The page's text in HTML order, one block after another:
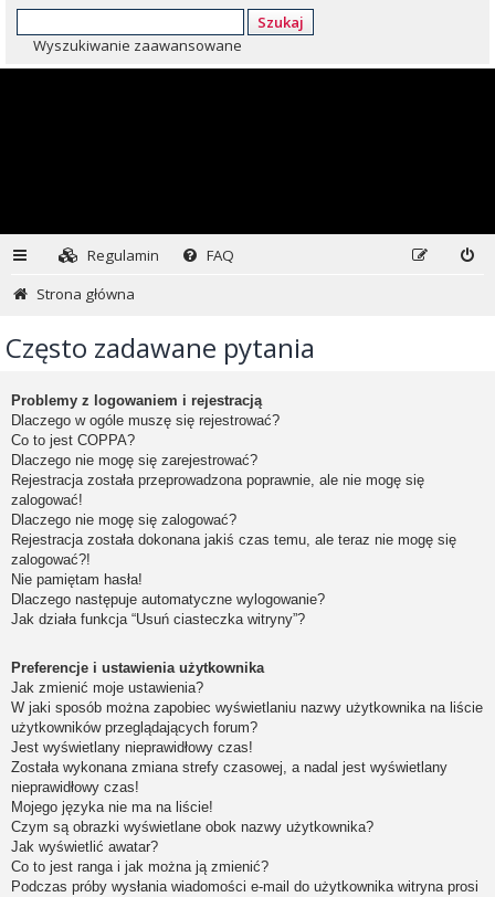
Szukaj
Wyszukiwanie zaawansowane
Regulamin
FAQ
Strona główna
Często zadawane pytania
Problemy z logowaniem i rejestracją
Dlaczego w ogóle muszę się rejestrować?
Co to jest COPPA?
Dlaczego nie mogę się zarejestrować?
Rejestracja została przeprowadzona poprawnie, ale nie mogę się
zalogować!
Dlaczego nie mogę się zalogować?
Rejestracja została dokonana jakiś czas temu, ale teraz nie mogę się
zalogować?!
Nie pamiętam hasła!
Dlaczego następuje automatyczne wylogowanie?
Jak działa funkcja “Usuń ciasteczka witryny”?
Preferencje i ustawienia użytkownika
Jak zmienić moje ustawienia?
W jaki sposób można zapobiec wyświetlaniu nazwy użytkownika na liście
użytkowników przeglądających forum?
Jest wyświetlany nieprawidłowy czas!
Została wykonana zmiana strefy czasowej, a nadal jest wyświetlany
nieprawidłowy czas!
Mojego języka nie ma na liście!
Czym są obrazki wyświetlane obok nazwy użytkownika?
Jak wyświetlić awatar?
Co to jest ranga i jak można ją zmienić?
Podczas próby wysłania wiadomości e-mail do użytkownika witryna prosi